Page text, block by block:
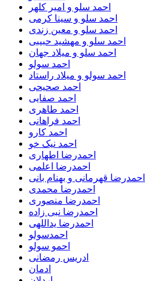
احمد سلو و امیر کلهر
احمد سلو و سینا کرمی
احمد سلو و معین زندی
احمد سلو و مهشید حبیبی
احمد سلو و میلاد جهان
احمد سولو
احمد سولو و میلاد راستاد
احمد صحیحی
احمد صفایی
احمد طاهری
احمد فراهانی
احمد کارو
احمد نیک خو
احمدرضا اطهاری
احمدرضا اعلمی
احمدرضا قهرمانی و بهنام بانی
احمدرضا محمدی
احمدرضا منصوری
احمدرضا نبی زاده
احمدرضا یداللهی
احمدسولو
احمو سولو
ادریس رمضانی
ادمان